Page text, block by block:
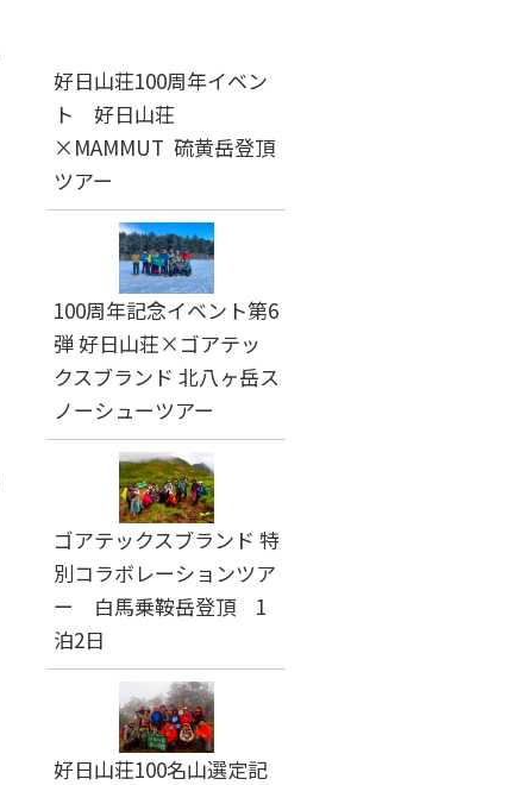
好日山荘100周年イベン
ト 好日山荘
×MAMMUT 硫黄岳登頂
ツアー
100周年記念イベント第6
弾 好日山荘×ゴアテッ
クスブランド 北八ヶ岳ス
ノーシューツアー
ゴアテックスブランド 特
別コラボレーションツア
ー 白馬乗鞍岳登頂 1
泊2日
好日山荘100名山選定記